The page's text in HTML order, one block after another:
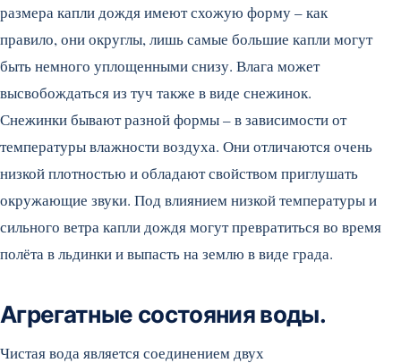
размера капли дождя имеют схожую форму – как
правило, они округлы, лишь самые большие капли могут
быть немного уплощенными снизу. Влага может
высвобождаться из туч также в виде снежинок.
Снежинки бывают разной формы – в зависимости от
температуры влажности воздуха. Они отличаются очень
низкой плотностью и обладают свойством приглушать
окружающие звуки. Под влиянием низкой температуры и
сильного ветра капли дождя могут превратиться во время
полёта в льдинки и выпасть на землю в виде града.
Агрегатные состояния воды.
Чистая вода является соединением двух